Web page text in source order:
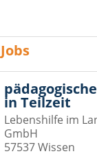
Jobs
in Teilzeit
Lebenshilfe im
GmbH
57537 Wissen